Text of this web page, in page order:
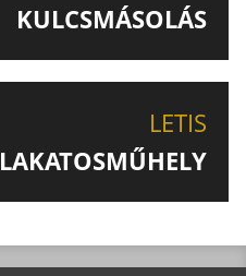
KULCSMÁSOLÁS
LETIS
LAKATOSMŰHELY